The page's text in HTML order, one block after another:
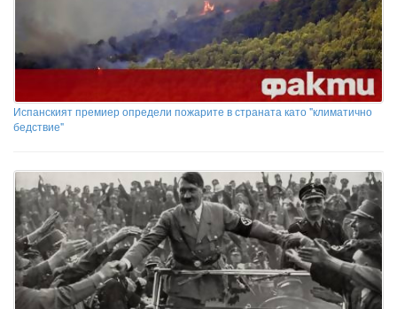
Испанският премиер определи пожарите в страната като "климатично
бедствие"